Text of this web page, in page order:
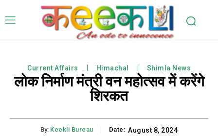
Current Affairs Himachal Shimla News
लोक निर्माण मंत्री वन महोत्सव में करेंगे
शिरकत
By: Keekli Bureau Date: August 8, 2024